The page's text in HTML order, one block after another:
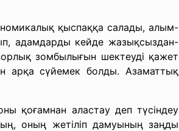
қыспаққа салады, алым-
адамдарды кейде жазықсыздан-
зомбылығын шектеуді қажет
арқа сүйемек болды. Азаматтық
қоғамнан аластау деп түсіндеу
оның жетіліп дамуының заңды